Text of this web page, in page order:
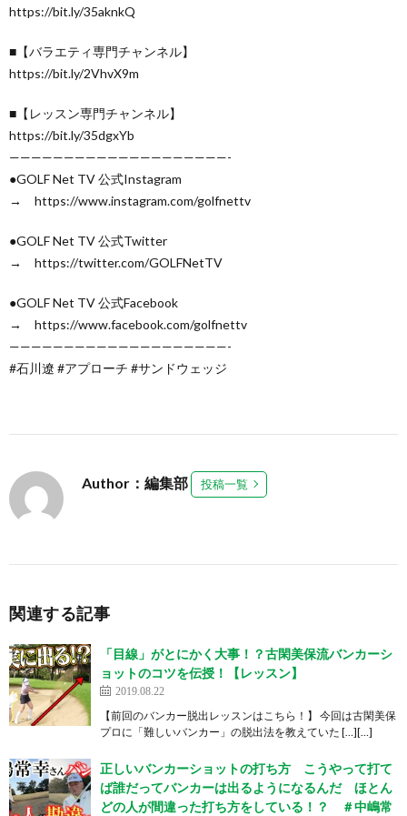
https://bit.ly/35aknkQ
■【バラエティ専門チャンネル】
https://bit.ly/2VhvX9m
■【レッスン専門チャンネル】
https://bit.ly/35dgxYb
————————————————————-
●GOLF Net TV 公式Instagram
→ https://www.instagram.com/golfnettv
●GOLF Net TV 公式Twitter
→ https://twitter.com/GOLFNetTV
●GOLF Net TV 公式Facebook
→ https://www.facebook.com/golfnettv
————————————————————-
#石川遼 #アプローチ #サンドウェッジ
Author：編集部 投稿一覧
関連する記事
「目線」がとにかく大事！？古閑美保流バンカーシ
ョットのコツを伝授！【レッスン】
2019.08.22
【前回のバンカー脱出レッスンはこちら！】 今回は古閑美保
プロに「難しいバンカー」の脱出法を教えていた […][…]
正しいバンカーショットの打ち方 こうやって打て
ば誰だってバンカーは出るようになるんだ ほとん
どの人が間違った打ち方をしている！？ ＃中嶋常